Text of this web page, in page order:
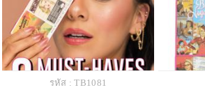
รหัส : TB1081